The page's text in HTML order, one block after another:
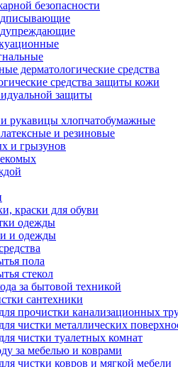
безопасности
дерматологические средства
средства защиты кожи
защиты
рукавицы хлопчатобумажные
и резиновые
и грызунов
краски для обуви
одежды
и одежды
пола
стекол
за бытовой техникой
сантехники
прочистки канализационных
чистки металлических
чистки туалетных комнат
за мебелью и коврами
чистки ковров и мягкой мебели